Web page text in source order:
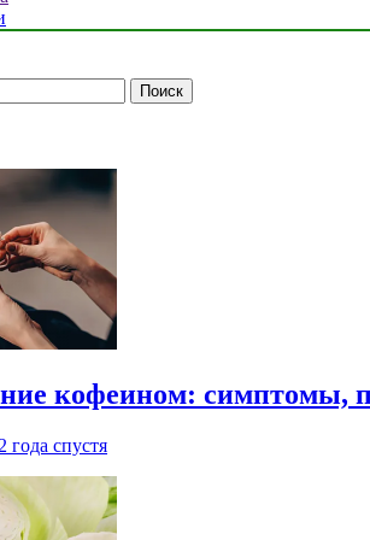
кофеином: симптомы,
2 года спустя